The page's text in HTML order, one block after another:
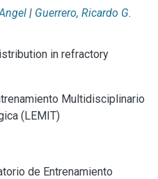
| Guerrero, Ricardo G.
in refractory
Multidisciplinario
(LEMIT)
de Entrenamiento